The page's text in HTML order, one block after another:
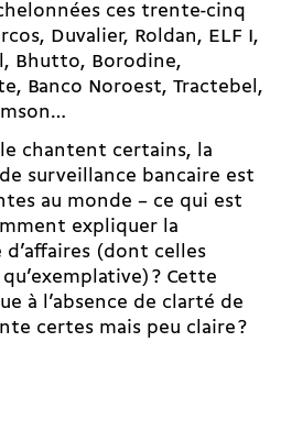
ces trente-cinq
Duvalier, Roldan, ELF I,
Bhutto, Borodine,
Banco Noroest, Tractebel,
chantent certains, la
surveillance bancaire est
au monde – ce qui est
expliquer la
(dont celles
? Cette
à l’absence de clarté de
certes mais peu claire ?